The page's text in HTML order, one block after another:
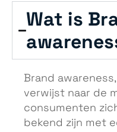
Wat is
Brand
verwijst naar de
consumenten
bekend zijn met